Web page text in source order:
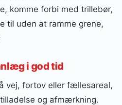
komme forbi med trillebør,
til uden at ramme grene,
i god tid
vej, fortov eller fællesareal,
og afmærkning.